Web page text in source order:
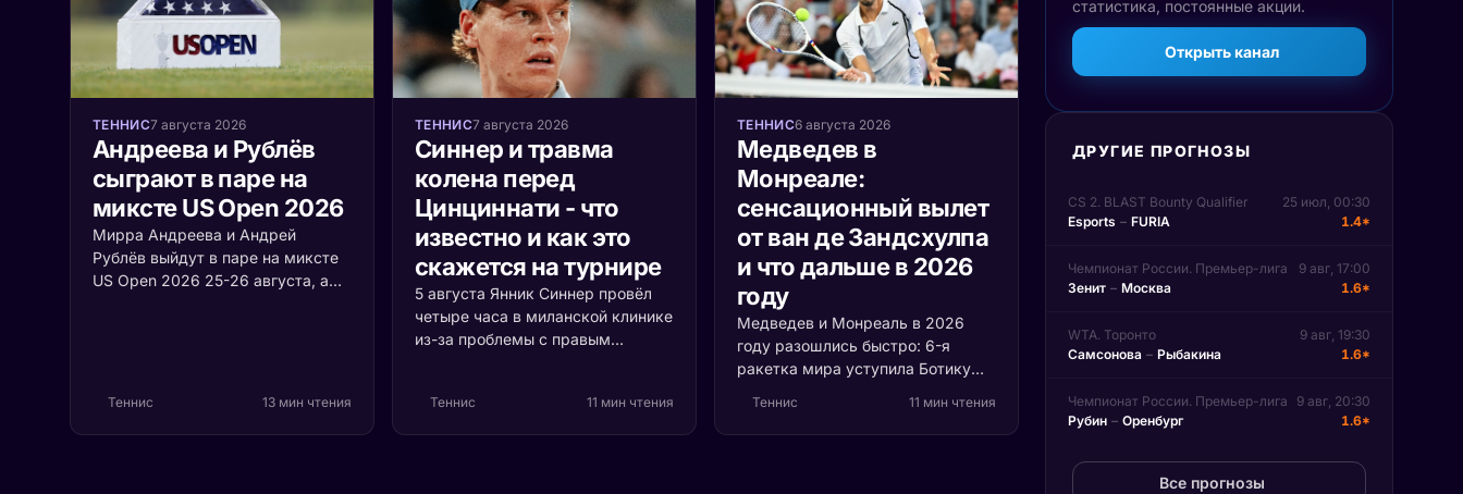
ТЕННИС7 августа 2026
Андреева и Рублёв
сыграют в паре на
миксте US Open 2026
Мирра Андреева и Андрей
Рублёв выйдут в паре на миксте
US Open 2026 25-26 августа, а
Теннис 13 мин чтения
ТЕННИС7 августа 2026
Синнер и травма
колена перед
Цинциннати - что
известно и как это
скажется на турнире
5 августа Янник Синнер провёл
четыре часа в миланской клинике
из-за проблемы с правым
серьёзно и кто выигрывает, если
Теннис 11 мин чтения
ТЕННИС6 августа 2026
Медведев в
Монреале:
сенсационный вылет
от ван де Зандсхулпа
и что дальше в 2026
году
Медведев и Монреаль в 2026
году разошлись быстро: 6-я
ракетка мира уступила Ботику
минуту. Разбираем, что
Теннис 11 мин чтения
статистика, постоянные акции.
Открыть канал
ДРУГИЕ ПРОГНОЗЫ
CS 2. BLAST Bounty Qualifier
25 июл, 00:30
Esports – FURIA 1.4*
Чемпионат России. Премьер-лига
9 авг, 17:00
Зенит – Москва 1.6*
WTA. Торонто
9 авг, 19:30
Самсонова – Рыбакина 1.6*
Чемпионат России. Премьер-лига
9 авг, 20:30
Рубин – Оренбург 1.6*
Все прогнозы